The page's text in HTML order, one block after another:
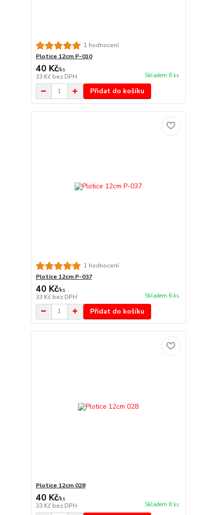
1 hodnocení
Plotice 12cm P-010
40 Kč/ks
33 Kč bez DPH Skladem 8 ks
Přidat do košíku
1 hodnocení
Plotice 12cm P-037
40 Kč/ks
33 Kč bez DPH Skladem 6 ks
Přidat do košíku
Plotice 12cm 028
40 Kč/ks
33 Kč bez DPH Skladem 8 ks